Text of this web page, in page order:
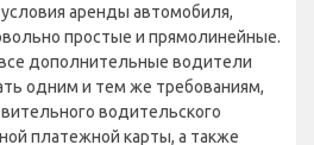
аренды автомобиля,
простые и прямолинейные.
дополнительные водители
одним и тем же требованиям,
водительского
платежной карты, а также